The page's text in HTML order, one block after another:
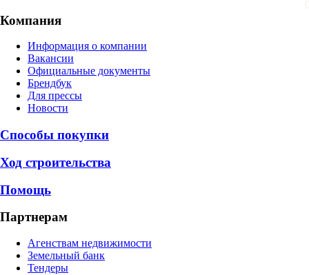
Компания
Информация о компании
Вакансии
Официальные документы
Брендбук
Для прессы
Новости
Способы покупки
Ход строительства
Помощь
Партнерам
Агенствам недвижимости
Земельный банк
Тендеры